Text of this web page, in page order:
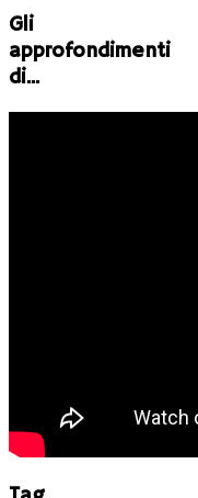
Gli
approfondimenti
di...